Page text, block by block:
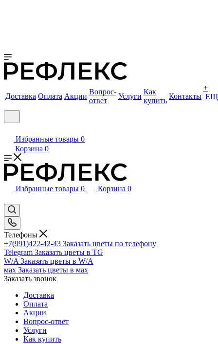
Доставка Оплата Акции
Вопрос-
ответ
Услуги
Как
купить
Контакты
+
Избранные товары 0
Корзина 0
Избранные товары 0 Корзина 0
Телефоны
+7(991)422-42-43 Заказать цветы по телефону
Telegram Заказать цветы в TG
W/A Заказать цветы в W/A
мах Заказать цветы в мах
Заказать звонок
Доставка
Оплата
Акции
Вопрос-ответ
Услуги
Как купить